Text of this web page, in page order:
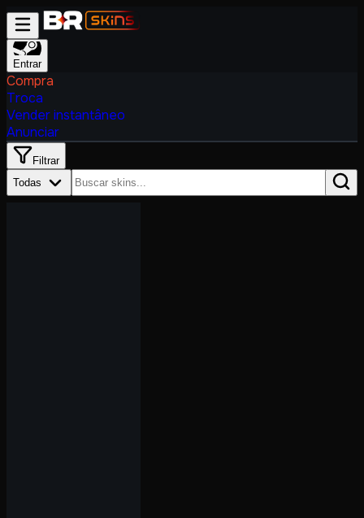
Entrar
Compra
Troca
Vender instantâneo
Anunciar
Filtrar
Todas